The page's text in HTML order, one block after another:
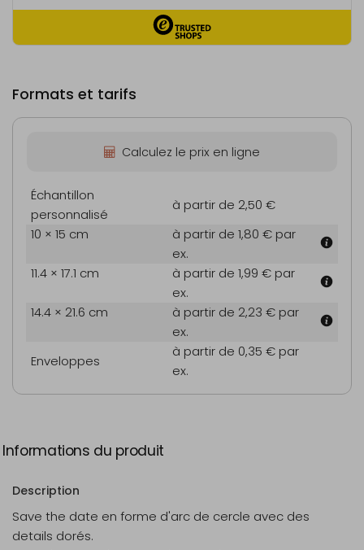
Formats et tarifs
Calculez le prix en ligne
Échantillon
personnalisé
à partir de 2,50 €
10 × 15 cm
à partir de 1,80 € par
ex.
11.4 × 17.1 cm
à partir de 1,99 € par
ex.
14.4 × 21.6 cm
à partir de 2,23 € par
ex.
Enveloppes
à partir de 0,35 € par
ex.
Informations du produit
Description
Save the date en forme d'arc de cercle avec des
details dorés.